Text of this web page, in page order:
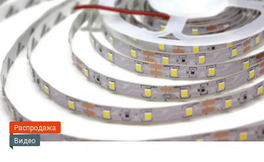
Распродажа
Видео